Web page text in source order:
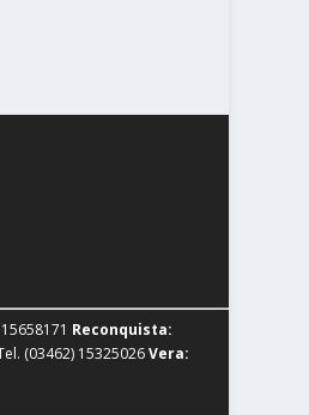
Reconquista:
(03462) 15325026Vera: